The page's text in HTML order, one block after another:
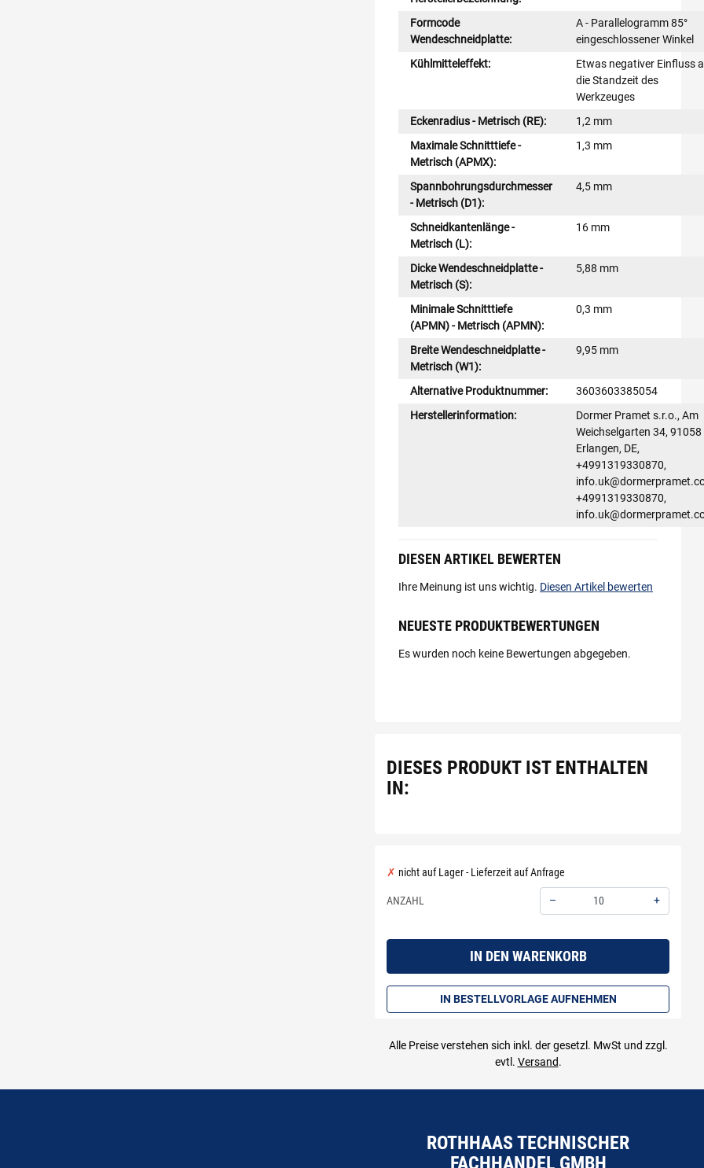
Formcode
Wendeschneidplatte:
A - Parallelogramm 85°
eingeschlossener Winkel
Kühlmitteleffekt:
Etwas negativer Einfluss
die Standzeit des
Werkzeuges
Eckenradius - Metrisch (RE):
1,2 mm
Maximale Schnitttiefe -
Metrisch (APMX):
1,3 mm
Spannbohrungsdurchmesser
- Metrisch (D1):
4,5 mm
Schneidkantenlänge -
Metrisch (L):
16 mm
Dicke Wendeschneidplatte -
Metrisch (S):
5,88 mm
Minimale Schnitttiefe
(APMN) - Metrisch (APMN):
0,3 mm
Breite Wendeschneidplatte -
Metrisch (W1):
9,95 mm
Alternative Produktnummer:
3603603385054
Herstellerinformation:
Dormer Pramet s.r.o., Am
Weichselgarten 34, 91058
Erlangen, DE,
+4991319330870,
+4991319330870,
DIESEN ARTIKEL BEWERTEN
Ihre Meinung ist uns wichtig. Diesen Artikel bewerten
NEUESTE PRODUKTBEWERTUNGEN
Es wurden noch keine Bewertungen abgegeben.
DIESES PRODUKT IST ENTHALTEN
IN:
nicht auf Lager - Lieferzeit auf Anfrage
ANZAHL –
+
IN DEN WARENKORB
IN BESTELLVORLAGE AUFNEHMEN
Alle Preise verstehen sich inkl. der gesetzl. MwSt und zzgl.
evtl. Versand.
ROTHHAAS TECHNISCHER
FACHHANDEL GMBH